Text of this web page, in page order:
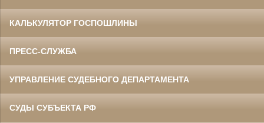
КАЛЬКУЛЯТОР ГОСПОШЛИНЫ
ПРЕСС-СЛУЖБА
УПРАВЛЕНИЕ СУДЕБНОГО ДЕПАРТАМЕНТА
СУДЫ СУБЪЕКТА РФ